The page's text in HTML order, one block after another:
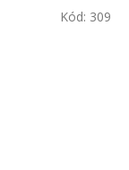
Kód: 309